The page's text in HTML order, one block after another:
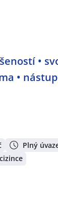
•
•
Plný